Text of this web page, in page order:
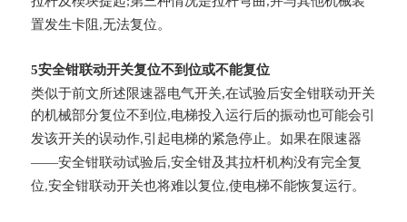
置发生卡阻 ,无法复位。
5安全钳联动开关复位不到位或不能复位
类似于前文所述限速器电气开关,在试验后安全钳联动开关
的机械部分复位不到位,电梯投入运行后的振动也可能会引
发该开关的误动作,引起电梯的紧急停止。如果在限速器
——安全钳联动试验后,安全钳及其拉杆机构没有完全复
位,安全钳联动开关也将难以复位,使电梯不能恢复运行。